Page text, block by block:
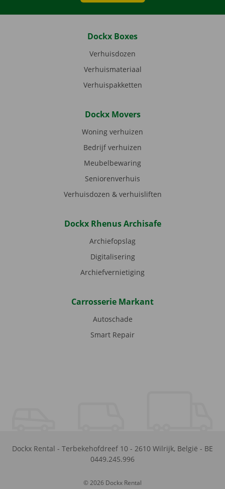
Dockx Boxes
Verhuisdozen
Verhuismateriaal
Verhuispakketten
Dockx Movers
Woning verhuizen
Bedrijf verhuizen
Meubelbewaring
Seniorenverhuis
Verhuisdozen & verhuisliften
Dockx Rhenus Archisafe
Archiefopslag
Digitalisering
Archiefvernietiging
Carrosserie Markant
Autoschade
Smart Repair
Dockx Rental - Terbekehofdreef 10 - 2610 Wilrijk, België - BE
0449.245.996
© 2026 Dockx Rental